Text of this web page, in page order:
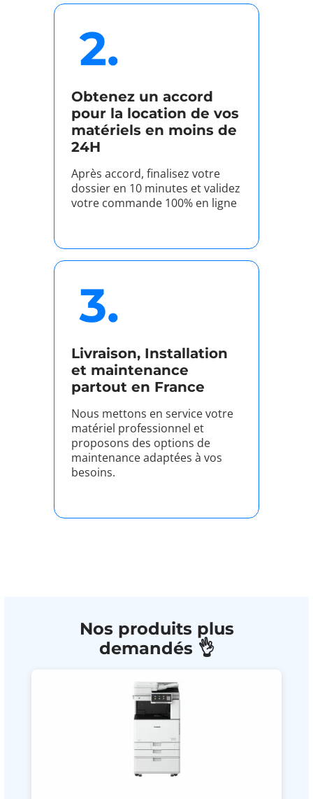
Obtenez un accord
pour la location de vos
matériels en moins de
24H
Après accord, finalisez votre
dossier en 10 minutes et validez
votre commande 100% en ligne
Livraison, Installation
et maintenance
partout en France
Nous mettons en service votre
matériel professionnel et
proposons des options de
maintenance adaptées à vos
besoins.
Nos produits plus
demandés 👌